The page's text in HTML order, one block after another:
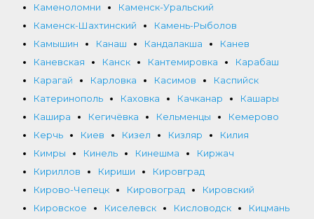
Каменоломни
Каменск-Уральский
Каменск-Шахтинский
Камень-Рыболов
Камышин
Канаш Кандалакша
Канев
Каневская
Канск Кантемировка
Карабаш
Карагай
Карловка Касимов
Каспийск
Катеринополь
Каховка Качканар
Кашары
Кашира
Кегичёвка Кельменцы
Кемерово
Керчь
Киев Кизел Кизляр
Килия
Кимры
Кинель Кинешма
Киржач
Кириллов
Кириши
Кировград
Кирово-Чепецк
Кировоград
Кировский
Кировское
Киселевск Кисловодск
Кицмань